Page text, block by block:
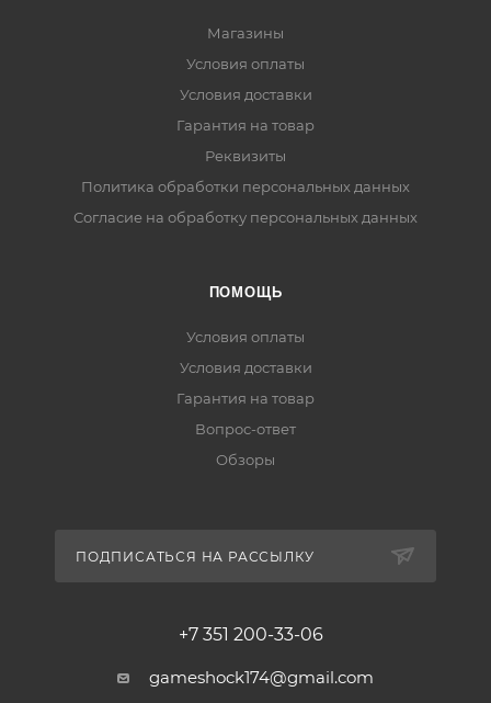
Магазины
Условия оплаты
Условия доставки
Гарантия на товар
Реквизиты
Политика обработки персональных данных
Согласие на обработку персональных данных
ПОМОЩЬ
Условия оплаты
Условия доставки
Гарантия на товар
Вопрос-ответ
Обзоры
ПОДПИСАТЬСЯ НА РАССЫЛКУ
+7 351 200-33-06
gameshock174@gmail.com